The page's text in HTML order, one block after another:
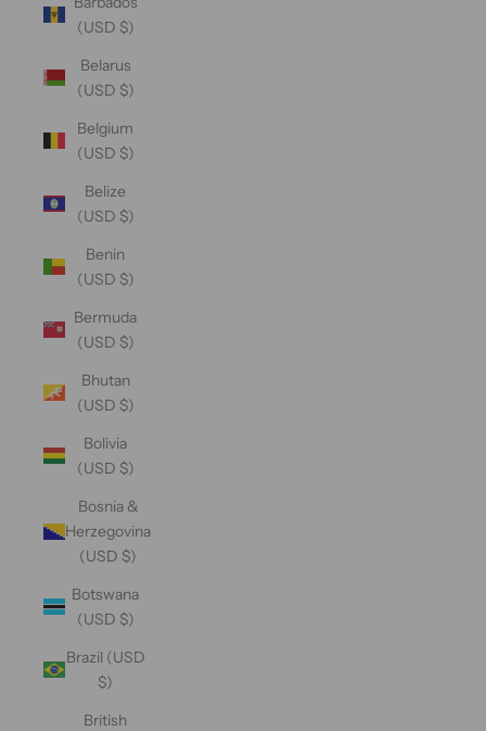
(USD $)
Belarus
(USD $)
Belgium
(USD $)
Belize
(USD $)
Benin
(USD $)
Bermuda
(USD $)
Bhutan
(USD $)
Bolivia
(USD $)
Bosnia &
Herzegovina
(USD $)
Botswana
(USD $)
Brazil (USD
$)
British